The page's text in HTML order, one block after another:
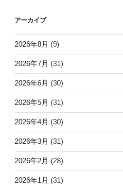
アーカイブ
2026年8月 (9)
2026年7月 (31)
2026年6月 (30)
2026年5月 (31)
2026年4月 (30)
2026年3月 (31)
2026年2月 (28)
2026年1月 (31)